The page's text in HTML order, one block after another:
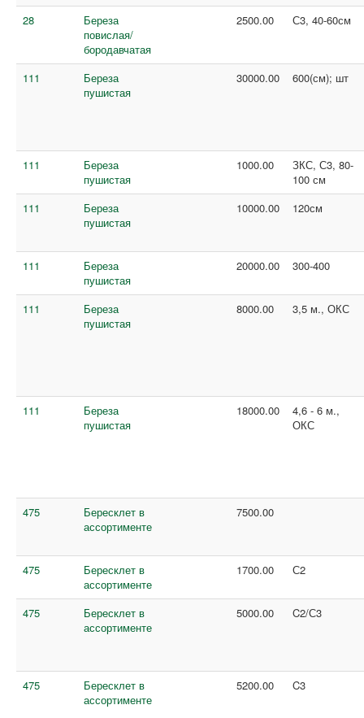
28
Береза
повислая/
бородавчатая
2500.00 С3, 40-60см
111
Береза
пушистая
30000.00 600(см); шт
111
Береза
пушистая
1000.00
ЗКС, С3, 80-
100 см
111
Береза
пушистая
10000.00 120см
111
Береза
пушистая
20000.00 300-400
111
Береза
пушистая
8000.00 3,5 м., ОКС
111
Береза
пушистая
18000.00
4,6 - 6 м.,
ОКС
475
Бересклет в
ассортименте
7500.00
475
Бересклет в
ассортименте
1700.00 С2
475
Бересклет в
ассортименте
5000.00 C2/С3
475
Бересклет в
ассортименте
5200.00 C3